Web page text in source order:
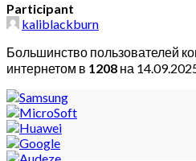
Participant
kaliblackburn
Большинство пользователей
интернетом в 1208 на